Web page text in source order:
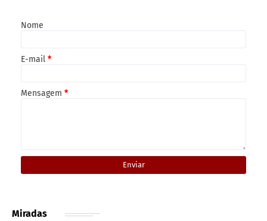
Nome
E-mail *
Mensagem *
Miradas